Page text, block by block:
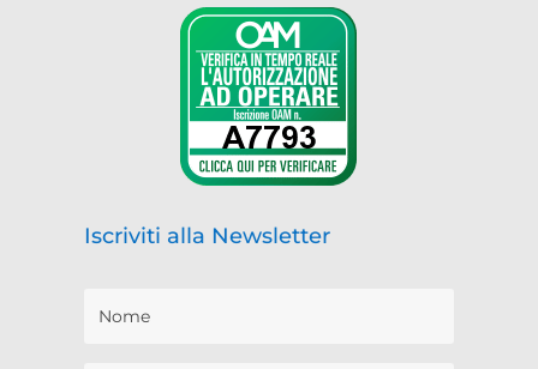
Iscriviti alla Newsletter